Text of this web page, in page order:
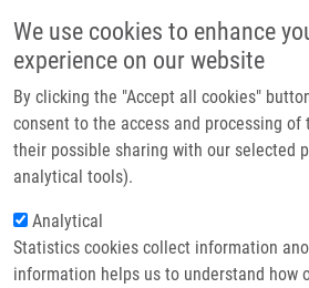
We use cookies to enhance
experience on our website
By clicking the "Accept all cookies"
consent to the access and processing of
their possible sharing with our selected
analytical tools).
Analytical
Statistics cookies collect information
information helps us to understand how
Header image